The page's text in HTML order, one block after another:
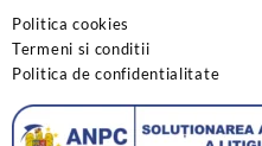
Politica cookies
Termeni si conditii
Politica de confidentialitate